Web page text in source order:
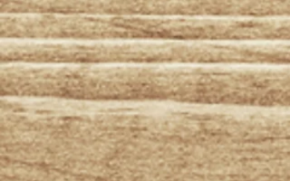
ラテン音楽の原点 報